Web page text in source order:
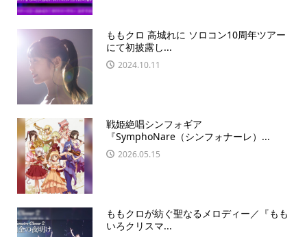
ももクロ 高城れに ソロコン10周年ツアー
にて初披露し...
2024.10.11
戦姫絶唱シンフォギア
『SymphoNare（シンフォナーレ）...
2026.05.15
ももクロが紡ぐ聖なるメロディー／『もも
いろクリスマ...